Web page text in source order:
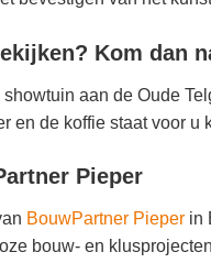
Kom dan
aan de Oude
en de koffie staat voor u
Pieper
BouwPartner Pieper in
bouw- en